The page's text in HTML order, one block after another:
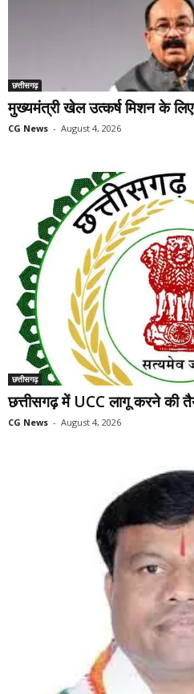
छत्तीसगढ़
मुख्यमंत्री खेल उत्कर्ष मिशन के
CG News - August 4, 2026
छत्तीसगढ़
छत्तीसगढ़ में UCC लागू करने की
CG News - August 4, 2026